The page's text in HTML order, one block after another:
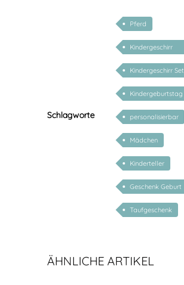
Schlagworte
Pferd
Kindergeschirr
personalisiert
Kindergeschirr Set
Kindergeburtstag
personalisierbar
Mädchen
Kinderteller
Geschenk Geburt
Taufgeschenk
ÄHNLICHE ARTIKEL